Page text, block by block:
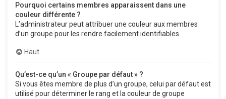
Pourquoi certains membres apparaissent dans une
couleur différente ?
L’administrateur peut attribuer une couleur aux membres
d’un groupe pour les rendre facilement identifiables.
Haut
Qu’est-ce qu’un « Groupe par défaut » ?
Si vous êtes membre de plus d’un groupe, celui par défaut est
utilisé pour déterminer le rang et la couleur de groupe